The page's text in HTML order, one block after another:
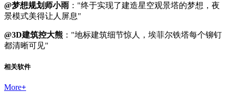
@梦想规划师小雨 ："终于实现了建造星空观景塔的梦想，夜
景模式美得让人屏息"
@3D建筑控大熊 ："地标建筑细节惊人，埃菲尔铁塔每个铆钉
都清晰可见"
相关软件
More+